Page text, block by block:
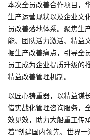
本次全员改善合作项目，
生产运营现状以及企业文
员改善落地体系。聚焦生
能、团队活力激活、精益
掘生产改善痛点，引导全
员工成为企业提质升级的
精益改善管理机制。
以匠心铸重器，以精益谋
借实战化管理咨询服务，
效见效，助力大船重工传
着“创建国内领先、世界